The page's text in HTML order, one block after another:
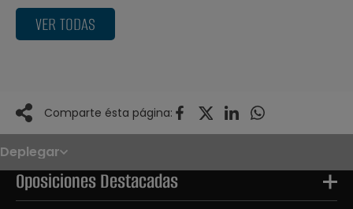
VER TODAS
Comparte ésta página:
Deplegar
Noticias
Oposiciones
Convocatorias
Paso paso
Oposiciones Destacadas